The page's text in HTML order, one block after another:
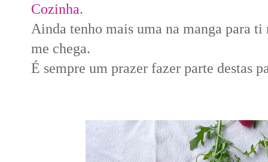
Cozinha.
Ainda tenho mais uma na manga para
me chega.
É sempre um prazer fazer parte destas